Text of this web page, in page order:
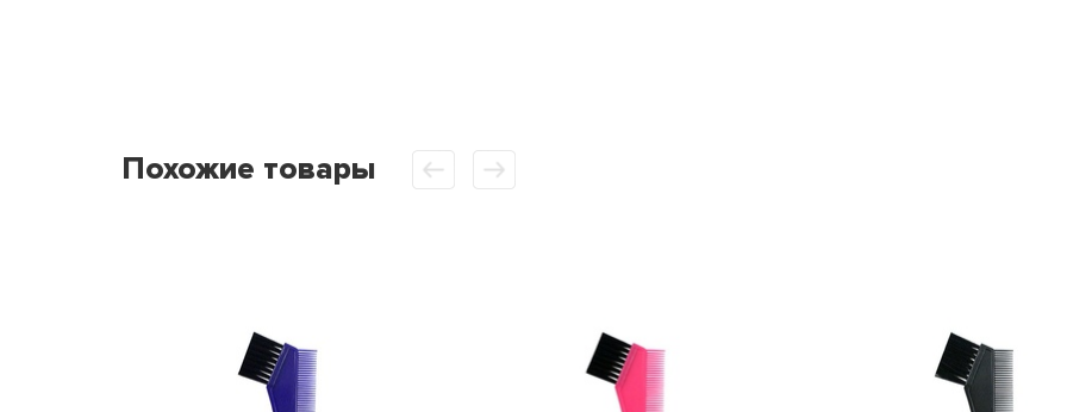
Похожие товары